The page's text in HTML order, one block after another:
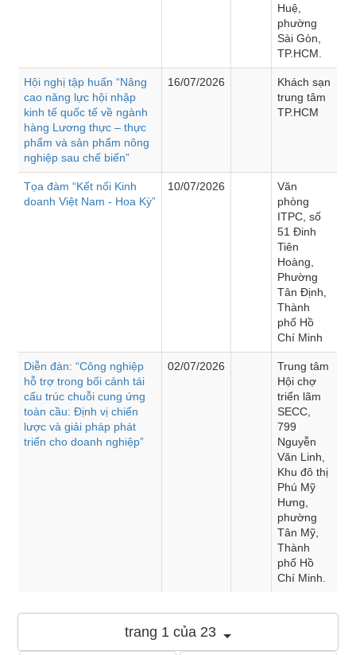
Huệ,
phường
Sài Gòn,
TP.HCM.
Hội nghị tập huấn “Nâng
cao năng lực hội nhập
kinh tế quốc tế về ngành
hàng Lương thực – thực
phẩm và sản phẩm nông
nghiệp sau chế biến”
16/07/2026
Khách sạn
trung tâm
TP.HCM
Tọa đàm “Kết nối Kinh
doanh Việt Nam - Hoa Kỳ”
10/07/2026
Văn
phòng
ITPC, số
51 Đinh
Tiên
Hoàng,
Phường
Tân Định,
Thành
phố Hồ
Chí Minh
Diễn đàn: “Công nghiệp
hỗ trợ trong bối cảnh tái
cấu trúc chuỗi cung ứng
toàn cầu: Định vị chiến
lược và giải pháp phát
triển cho doanh nghiệp”
02/07/2026
Trung tâm
Hội chợ
triển lãm
SECC,
799
Nguyễn
Văn Linh,
Khu đô thị
Phú Mỹ
Hưng,
phường
Tân Mỹ,
Thành
phố Hồ
Chí Minh.
trang 1 của 23